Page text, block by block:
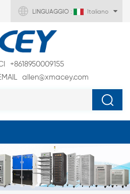
LINGUAGGIO : Italiano
+8618950009155
allen@xmacey.com